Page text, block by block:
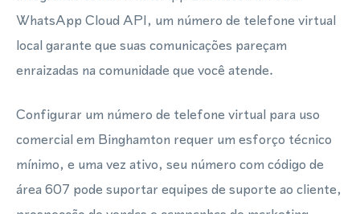
WhatsApp Cloud API, um número de telefone virtual
local garante que suas comunicações pareçam
enraizadas na comunidade que você atende.
Configurar um número de telefone virtual para uso
comercial em Binghamton requer um esforço técnico
mínimo, e uma vez ativo, seu número com código de
área 607 pode suportar equipes de suporte ao cliente,